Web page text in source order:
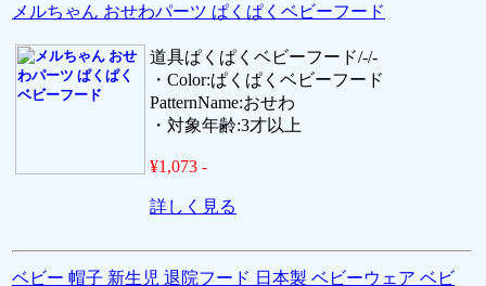
メルちゃん おせわパーツ ぱくぱくベビーフード
道具ぱくぱくベビーフード/-/-
・Color:ぱくぱくベビーフード
PatternName:おせわ
・対象年齢:3才以上
¥1,073 -
詳しく見る
ベビー 帽子 新生児 退院フード 日本製 ベビーウェア ベビ